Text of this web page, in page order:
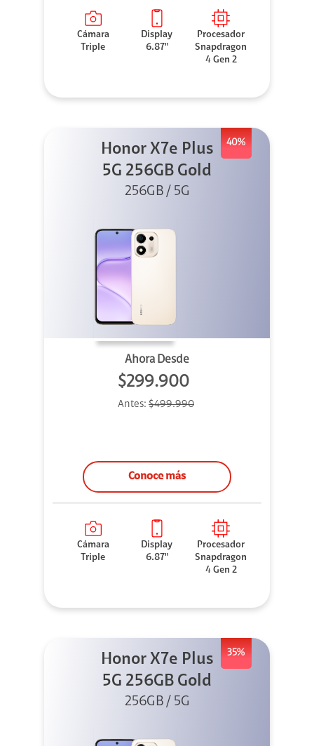
Cámara
Triple
Display
6.87"
Procesador
Snapdragon
4 Gen 2
40%
Honor X7e Plus
5G 256GB Gold
256GB / 5G
Ahora Desde
$299.900
Antes: $499.990
Conoce más
Cámara
Triple
Display
6.87"
Procesador
Snapdragon
4 Gen 2
35%
Honor X7e Plus
5G 256GB Gold
256GB / 5G